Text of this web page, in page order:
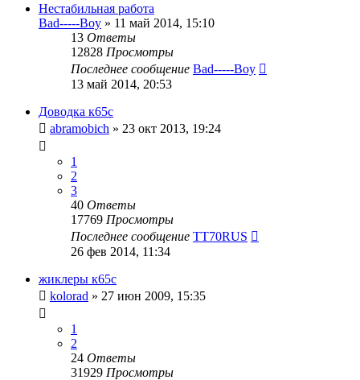
Нестабильная работа
Bad-----Boy » 11 май 2014, 15:10
13 Ответы
12828 Просмотры
Последнее сообщение Bad-----Boy
13 май 2014, 20:53
Доводка к65с
abramobich » 23 окт 2013, 19:24
1
2
3
40 Ответы
17769 Просмотры
Последнее сообщение TT70RUS
26 фев 2014, 11:34
жиклеры к65с
kolorad » 27 июн 2009, 15:35
1
2
24 Ответы
31929 Просмотры